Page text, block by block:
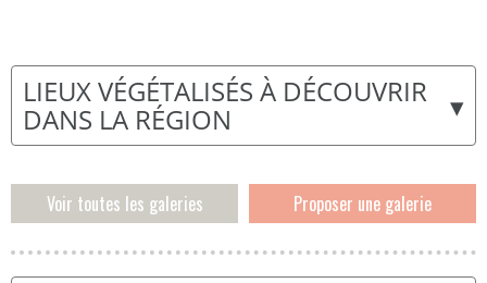
▾
LIEUX VÉGÉTALISÉS À DÉCOUVRIR
DANS LA RÉGION
Voir toutes les galeries Proposer une galerie